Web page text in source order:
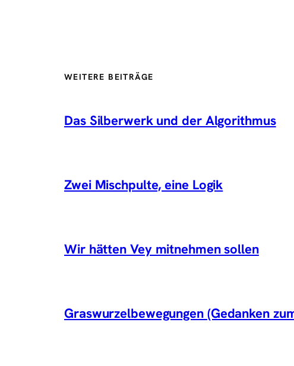
WEITERE BEITRÄGE
Das Silberwerk und der Algorithmus
Zwei Mischpulte, eine Logik
Wir hätten Vey mitnehmen sollen
Graswurzelbewegungen (Gedanken